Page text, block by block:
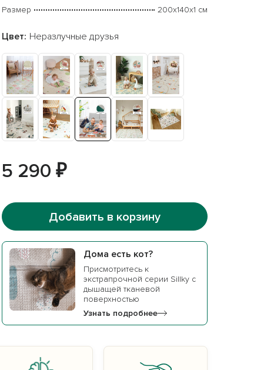
Размер
200х140х1 см
Цвет: Неразлучные друзья
5 290 ₽
Добавить в корзину
Дома есть кот?
Присмотритесь к
экстрапрочной серии Sillky c
дышащей тканевой
поверхностью
Узнать подробнее